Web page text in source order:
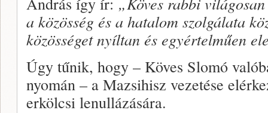
a közösség és a hatalom szolgálata
közösséget nyíltan és egyértelműen
Úgy tűnik, hogy – Köves Slomó
nyomán – a Mazsihisz vezetése
erkölcsi lenullázására.